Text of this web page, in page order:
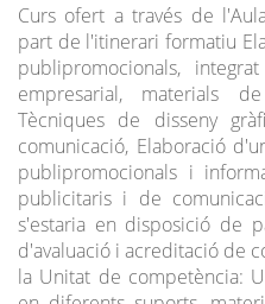
Curs ofert a través de
part de l'itinerari formatiu
publipromocionals,
empresarial, materials
Tècniques de disseny
comunicació, Elaboració
publipromocionals i
publicitaris i de
s'estaria en disposició de
d'avaluació i acreditació de
la Unitat de competència: